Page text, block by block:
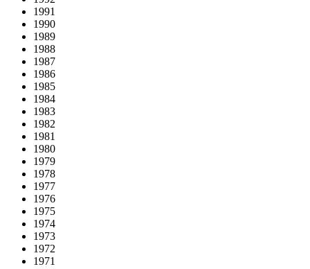
1991
1990
1989
1988
1987
1986
1985
1984
1983
1982
1981
1980
1979
1978
1977
1976
1975
1974
1973
1972
1971